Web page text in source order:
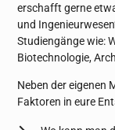
erschafft gerne
und
Studiengänge wie:
Biotechnologie,
Neben der eigenen
Faktoren in eure